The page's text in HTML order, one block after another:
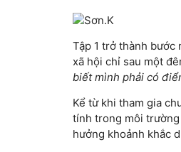
Tập 1 trở thành bước
xã hội chỉ sau một
biết mình phải có
Kể từ khi tham gia
tính trong môi trường
hưởng khoảnh khắc